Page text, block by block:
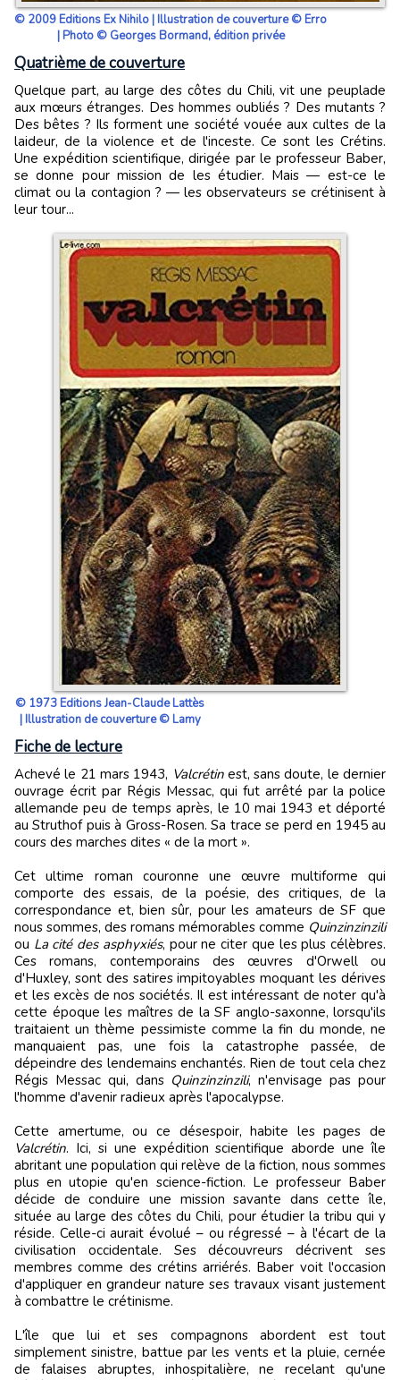
© 2009 Editions Ex Nihilo | Illustration de couverture © Erro
| Photo © Georges Bormand, édition privée
Quatrième de couverture
Quelque part, au large des côtes du Chili, vit une peu­plade
aux mœurs étranges. Des hommes oubliés ? Des mutants ?
Des bêtes ? Ils forment une société vouée aux cultes de la
laideur, de la violence et de l'inceste. Ce sont les Crétins.
Une expédition scientifique, dirigée par le professeur Baber,
se donne pour mission de les étudier. Mais — est-ce le
climat ou la contagion ? — les observateurs se crétinisent à
leur tour...
© 1973 Editions Jean-Claude Lattès
| Illustration de couverture © Lamy
Fiche de lecture
Achevé le 21 mars 1943, Valcrétinest, sans doute, le dernier
ouvrage écrit par Régis Messac, qui fut arrêté par la police
allemande peu de temps après, le 10 mai 1943 et déporté
au Struthof puis à Gross-Rosen. Sa trace se perd en 1945 au
cours des marches dites « de la mort ».
Cet ultime roman couronne une œuvre multiforme qui
comporte des essais, de la poésie, des critiques, de la
correspondance et, bien sûr, pour les amateurs de SF que
nous sommes, des romans mémorables comme Quinzinzinzili
ou La cité des asphyxiés, pour ne citer que les plus célèbres.
Ces romans, contemporains des œuvres d'Orwell ou
d'Huxley, sont des satires impitoyables moquant les dérives
et les excès de nos sociétés. Il est intéressant de noter qu'à
cette époque les maîtres de la SF anglo-saxonne, lorsqu'ils
traitaient un thème pessimiste comme la fin du monde, ne
manquaient pas, une fois la catastrophe passée, de
dépeindre des lendemains enchantés. Rien de tout cela chez
Régis Messac qui, dans Quinzinzinzili, n'envisage pas pour
l'homme d'avenir radieux après l'apocalypse.
Cette amertume, ou ce désespoir, habite les pages de
Valcrétin. Ici, si une expédition scientifique aborde une île
abritant une population qui relève de la fiction, nous sommes
plus en utopie qu'en science-fiction. Le professeur Baber
décide de conduire une mission savante dans cette île,
située au large des côtes du Chili, pour étudier la tribu qui y
réside. Celle-ci aurait évolué – ou régressé – à l'écart de la
civilisation occidentale. Ses découvreurs décrivent ses
membres comme des crétins arriérés. Baber voit l'occasion
d'appliquer en grandeur nature ses travaux visant justement
à combattre le crétinisme.
L'île que lui et ses compagnons abordent est tout
simplement sinistre, battue par les vents et la pluie, cernée
de falaises abruptes, inhospitalière, ne recelant qu'une